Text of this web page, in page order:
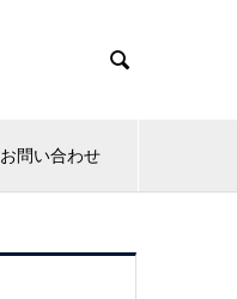

お問い合わせ